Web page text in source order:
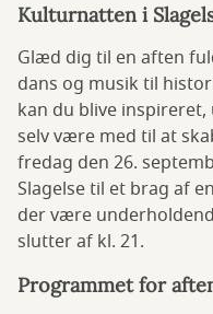
Kulturnatten i
Glæd dig til en aften
dans og musik til
kan du blive
selv være med til at
fredag den 26.
Slagelse til et brag af
der være
slutter af kl. 21.
Programmet for